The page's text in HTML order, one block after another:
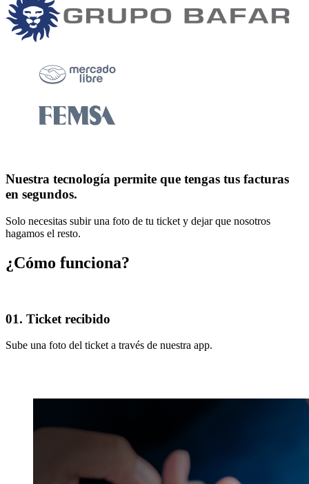
Nuestra tecnología permite que tengas tus facturas
en segundos.
Solo necesitas subir una foto de tu ticket y dejar que nosotros
hagamos el resto.
¿Cómo funciona?
01. Ticket recibido
Sube una foto del ticket a través de nuestra app.